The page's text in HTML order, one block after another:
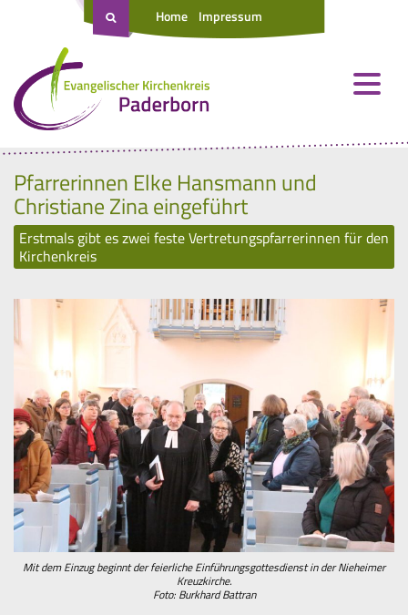
Home Impressum
Pfarrerinnen Elke Hansmann und
Christiane Zina eingeführt
Erstmals gibt es zwei feste Vertretungspfarrerinnen für den
Kirchenkreis
Mit dem Einzug beginnt der feierliche Einführungsgottesdienst in der Nieheimer
Kreuzkirche.
Foto: Burkhard Battran